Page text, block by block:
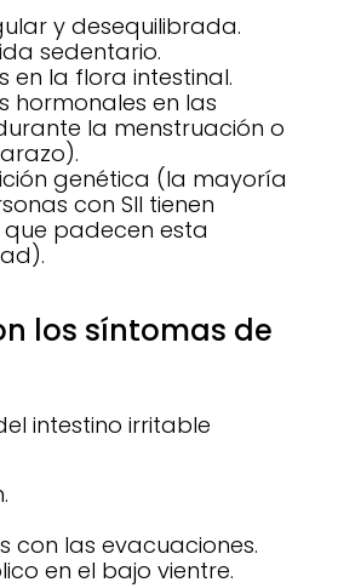
y desequilibrada.
sedentario.
en la flora intestinal.
hormonales en las
la menstruación o
genética (la mayoría
con SII tienen
padecen esta
los síntomas de
intestino irritable
con las evacuaciones.
en el bajo vientre.